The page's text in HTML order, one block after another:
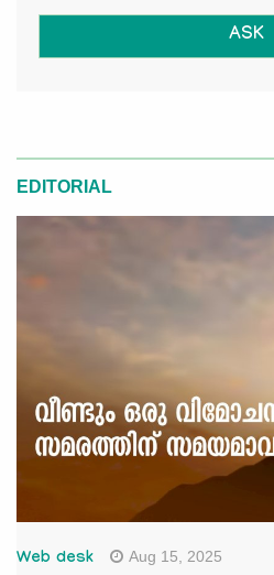
ASK
EDITORIAL
Web desk Aug 15, 2025